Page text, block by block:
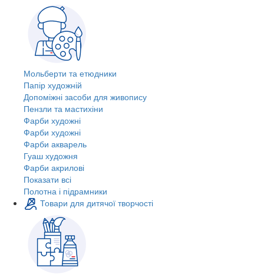
Мольберти та етюдники
Папір художній
Допоміжні засоби для живопису
Пензли та мастихіни
Фарби художні
Фарби художні
Фарби акварель
Гуаш художня
Фарби акрилові
Показати всі
Полотна і підрамники
Товари для дитячої творчості